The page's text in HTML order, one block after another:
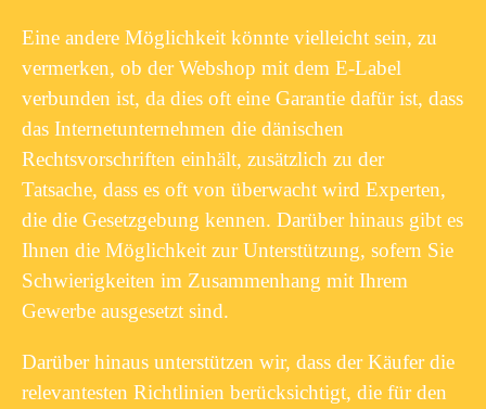
Eine andere Möglichkeit könnte vielleicht sein, zu
vermerken, ob der Webshop mit dem E-Label
verbunden ist, da dies oft eine Garantie dafür ist, dass
das Internetunternehmen die dänischen
Rechtsvorschriften einhält, zusätzlich zu der
Tatsache, dass es oft von überwacht wird Experten,
die die Gesetzgebung kennen. Darüber hinaus gibt es
Ihnen die Möglichkeit zur Unterstützung, sofern Sie
Schwierigkeiten im Zusammenhang mit Ihrem
Gewerbe ausgesetzt sind.
Darüber hinaus unterstützen wir, dass der Käufer die
relevantesten Richtlinien berücksichtigt, die für den